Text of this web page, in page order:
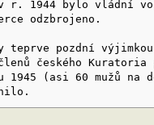
r. 1944 bylo vládní
odzbrojeno.
teprve pozdní
českého Kuratoria
(asi 60 mužů na